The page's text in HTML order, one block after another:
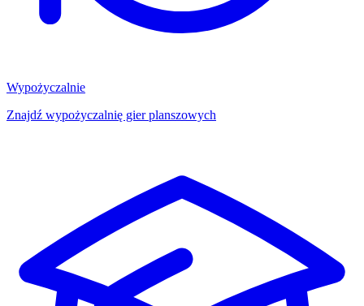
Wypożyczalnie
Znajdź wypożyczalnię gier planszowych